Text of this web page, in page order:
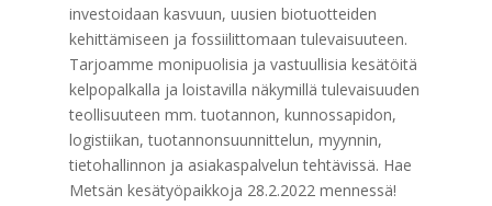
investoidaan kasvuun, uusien biotuotteiden
kehittämiseen ja fossiilittomaan tulevaisuuteen.
Tarjoamme monipuolisia ja vastuullisia kesätöitä
kelpopalkalla ja loistavilla näkymillä tulevaisuuden
teollisuuteen mm. tuotannon, kunnossapidon,
logistiikan, tuotannonsuunnittelun, myynnin,
tietohallinnon ja asiakaspalvelun tehtävissä. Hae
Metsän kesätyöpaikkoja 28.2.2022 mennessä!